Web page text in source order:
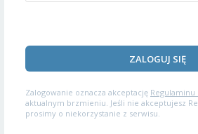
ZALOGUJ SIĘ
Zalogowanie oznacza akceptację Regulaminu
aktualnym brzmieniu. Jeśli nie akceptujesz
prosimy o niekorzystanie z serwisu.